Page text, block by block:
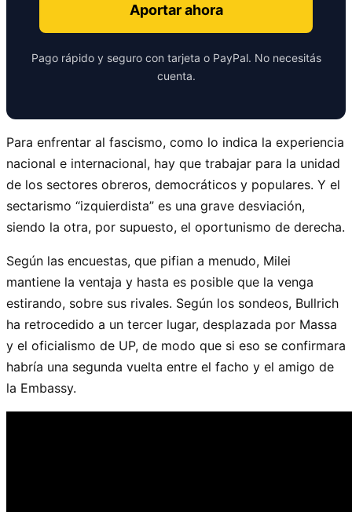
Aportar ahora
Pago rápido y seguro con tarjeta o PayPal. No necesitás
cuenta.
Para enfrentar al fascismo, como lo indica la experiencia
nacional e internacional, hay que trabajar para la unidad
de los sectores obreros, democráticos y populares. Y el
sectarismo “izquierdista” es una grave desviación,
siendo la otra, por supuesto, el oportunismo de derecha.
Según las encuestas, que pifian a menudo, Milei
mantiene la ventaja y hasta es posible que la venga
estirando, sobre sus rivales. Según los sondeos, Bullrich
ha retrocedido a un tercer lugar, desplazada por Massa
y el oficialismo de UP, de modo que si eso se confirmara
habría una segunda vuelta entre el facho y el amigo de
la Embassy.